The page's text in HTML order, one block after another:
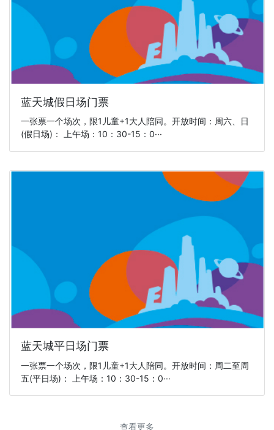
蓝天城假日场门票
一张票一个场次，限1儿童+1大人陪同。开放时间：周六、日
(假日场)： 上午场：10：30-15：0···
蓝天城平日场门票
一张票一个场次，限1儿童+1大人陪同。开放时间：周二至周
五(平日场)： 上午场：10：30-15：0···
查看更多